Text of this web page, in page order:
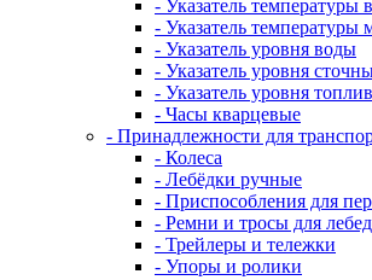
- Указатель температуры
- Указатель температуры
- Указатель уровня воды
- Указатель уровня
- Указатель уровня
- Часы кварцевые
- Принадлежности для
- Колеса
- Лебёдки ручные
- Приспособления для
- Ремни и тросы для
- Трейлеры и тележки
- Упоры и ролики